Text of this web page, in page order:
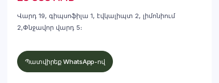
Վարդ 19, գիպսոֆիլա 1, էվկալիպտ 2, լիմոնիում
2,Փնջավոր վարդ 5։
Պատվիրեք WhatsApp-ով